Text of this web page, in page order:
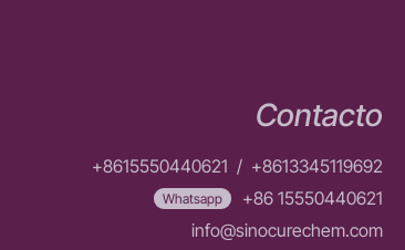
Contacto
+8615550440621 / +8613345119692
Whatsapp
+86 15550440621
info@sinocurechem.com